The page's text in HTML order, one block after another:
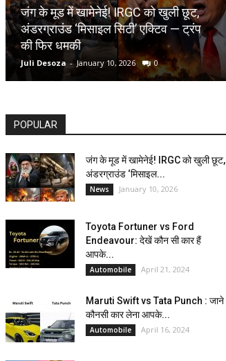
जंग के मूड में खामेनेई! IRGC को खुली छूट,
अंडरग्राउंड ‘मिसाइल सिटी’ एक्टिव — ट्रंप
की फिर धमकी
Juli Desoza - January 10, 2026 0
POPULAR
जंग के मूड में खामेनेई! IRGC को खुली छूट,
अंडरग्राउंड ‘मिसाइल...
News January 10, 2026
Toyota Fortuner vs Ford
Endeavour: देखें कौन सी कार हैं
आपके...
Automobile April 21, 2024
Maruti Swift vs Tata Punch : जाने
कौनसी कार लेना आपके...
Automobile April 16, 2024